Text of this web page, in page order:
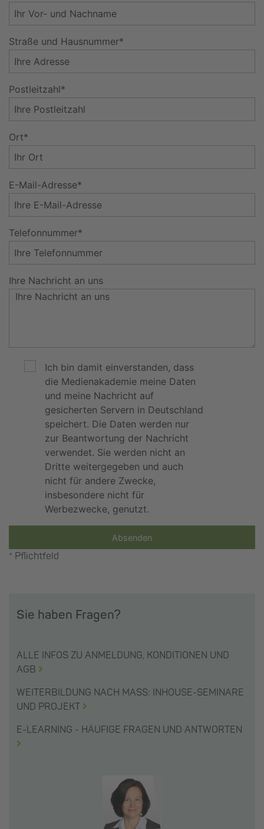
Straße und Hausnummer*
Postleitzahl*
Ort*
E-Mail-Adresse*
Telefonnummer*
Ihre Nachricht an uns
Ich bin damit einverstanden, dass
die Medienakademie meine Daten
und meine Nachricht auf
gesicherten Servern in Deutschland
speichert. Die Daten werden nur
zur Beantwortung der Nachricht
verwendet. Sie werden nicht an
Dritte weitergegeben und auch
nicht für andere Zwecke,
insbesondere nicht für
Werbezwecke, genutzt.
Absenden
* Pflichtfeld
Sie haben Fragen?
ALLE INFOS ZU ANMELDUNG, KONDITIONEN UND
AGB
WEITERBILDUNG NACH MASS: INHOUSE-SEMINARE
UND PROJEKT
E-LEARNING - HÄUFIGE FRAGEN UND ANTWORTEN